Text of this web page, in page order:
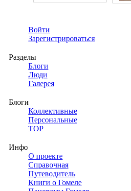
Войти
Зарегистрироваться
Разделы
Блоги
Люди
Галерея
Блоги
Коллективные
Персональные
TOP
Инфо
О проекте
Справочная
Путеводитель
Книги о Гомеле